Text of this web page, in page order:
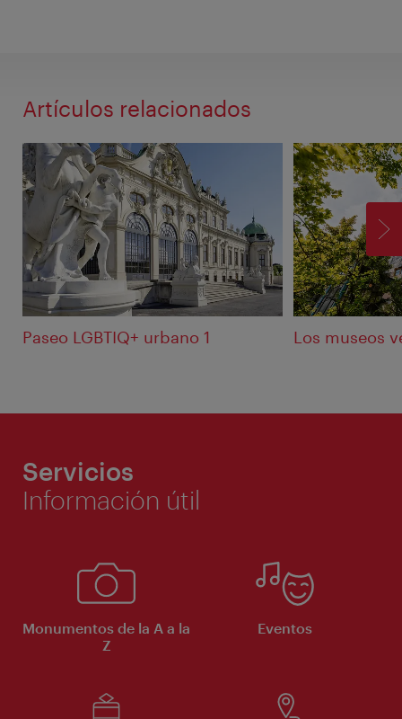
Artículos relacionados
Paseo LGBTIQ+ urbano 1 Los museos
Servicios
Información útil
Monumentos de la A a la
Z
Eventos